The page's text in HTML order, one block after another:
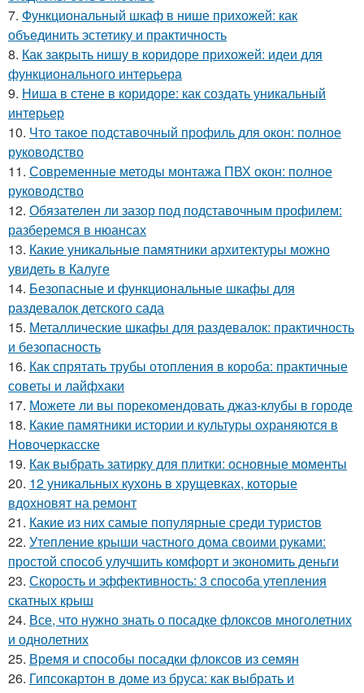
7. Функциональный шкаф в нише прихожей: как
объединить эстетику и практичность
8. Как закрыть нишу в коридоре прихожей: идеи для
функционального интерьера
9. Ниша в стене в коридоре: как создать уникальный
интерьер
10. Что такое подставочный профиль для окон: полное
руководство
11. Современные методы монтажа ПВХ окон: полное
руководство
12. Обязателен ли зазор под подставочным профилем:
разберемся в нюансах
13. Какие уникальные памятники архитектуры можно
увидеть в Калуге
14. Безопасные и функциональные шкафы для
раздевалок детского сада
15. Металлические шкафы для раздевалок: практичность
и безопасность
16. Как спрятать трубы отопления в короба: практичные
советы и лайфхаки
17. Можете ли вы порекомендовать джаз-клубы в городе
18. Какие памятники истории и культуры охраняются в
Новочеркасске
19. Как выбрать затирку для плитки: основные моменты
20. 12 уникальных кухонь в хрущевках, которые
вдохновят на ремонт
21. Какие из них самые популярные среди туристов
22. Утепление крыши частного дома своими руками:
простой способ улучшить комфорт и экономить деньги
23. Скорость и эффективность: 3 способа утепления
скатных крыш
24. Все, что нужно знать о посадке флоксов многолетних
и однолетних
25. Время и способы посадки флоксов из семян
26. Гипсокартон в доме из бруса: как выбрать и